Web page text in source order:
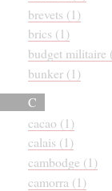
brevets (1)
brics (1)
budget militaire
bunker (1)
C
cacao (1)
calais (1)
cambodge (1)
camorra (1)